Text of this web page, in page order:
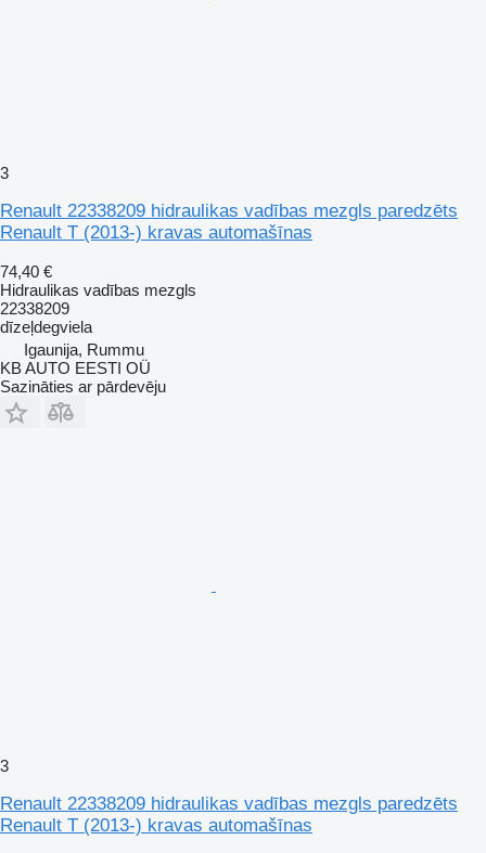
3
Renault 22338209 hidraulikas vadības mezgls paredzēts
Renault T (2013-) kravas automašīnas
74,40 €
Hidraulikas vadības mezgls
22338209
dīzeļdegviela
Igaunija, Rummu
KB AUTO EESTI OÜ
Sazināties ar pārdevēju
3
Renault 22338209 hidraulikas vadības mezgls paredzēts
Renault T (2013-) kravas automašīnas